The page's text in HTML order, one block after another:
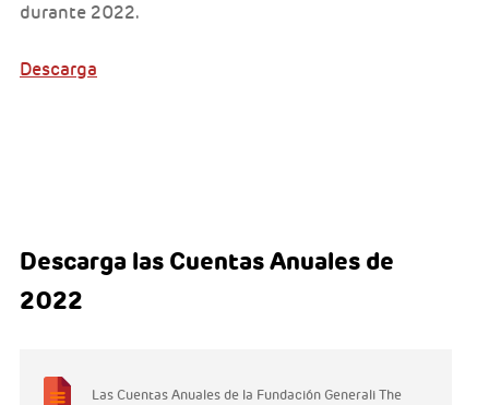
durante 2022.
Descarga
Descarga las Cuentas Anuales de
2022
Las Cuentas Anuales de la Fundación Generali The